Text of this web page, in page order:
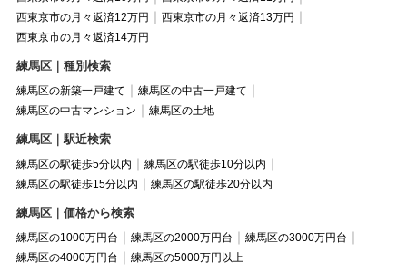
西東京市の月々返済12万円
西東京市の月々返済13万円
西東京市の月々返済14万円
練馬区｜種別検索
練馬区の新築一戸建て
練馬区の中古一戸建て
練馬区の中古マンション
練馬区の土地
練馬区｜駅近検索
練馬区の駅徒歩5分以内
練馬区の駅徒歩10分以内
練馬区の駅徒歩15分以内
練馬区の駅徒歩20分以内
練馬区｜価格から検索
練馬区の1000万円台 練馬区の2000万円台
練馬区の3000万円台
練馬区の4000万円台
練馬区の5000万円以上